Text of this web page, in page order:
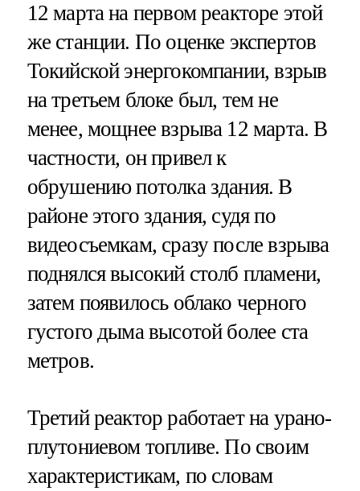
12 марта на первом реакторе этой
же станции. По оценке экспертов
Токийской энергокомпании, взрыв
на третьем блоке был, тем не
менее, мощнее взрыва 12 марта. В
частности, он привел к
обрушению потолка здания. В
районе этого здания, судя по
видеосъемкам, сразу после взрыва
поднялся высокий столб пламени,
затем появилось облако черного
густого дыма высотой более ста
метров.
Третий реактор работает на урано-
плутониевом топливе. По своим
характеристикам, по словам